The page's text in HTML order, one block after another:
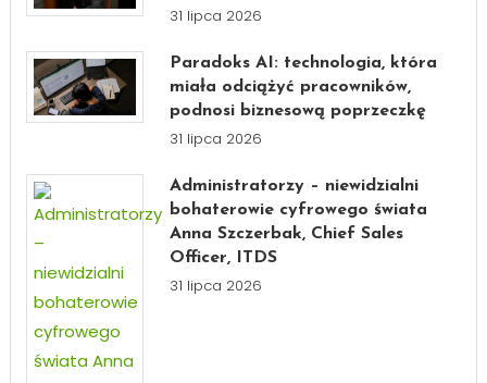
31 lipca 2026
Paradoks AI: technologia, która
miała odciążyć pracowników,
podnosi biznesową poprzeczkę
31 lipca 2026
Administratorzy – niewidzialni
bohaterowie cyfrowego świata
Anna Szczerbak, Chief Sales
Officer, ITDS
31 lipca 2026